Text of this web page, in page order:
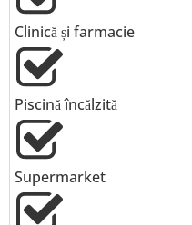
Clinică și farmacie
Piscină încălzită
Supermarket